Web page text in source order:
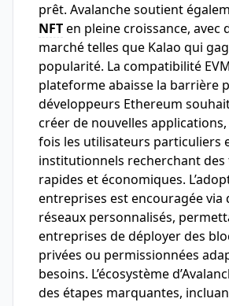
prêt. Avalanche soutient
NFTen pleine croissance, avec
marché telles que Kalao qui
popularité. La compatibilité
plateforme abaisse la barrière
développeurs Ethereum
créer de nouvelles
fois les utilisateurs particuliers
institutionnels recherchant
rapides et économiques.
entreprises est encouragée via
réseaux personnalisés,
entreprises de déployer des
privées ou permissionnées
besoins. L’écosystème
des étapes marquantes,